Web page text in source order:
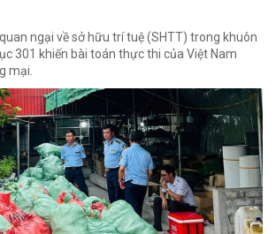
ngại về sở hữu trí tuệ (SHTT) trong khuôn
301 khiến bài toán thực thi của Việt Nam
mại.